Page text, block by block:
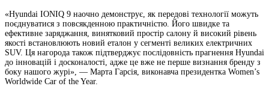
«Hyundai IONIQ 9 наочно демонструє, як передові технології можуть
поєднуватися з повсякденною практичністю. Його швидке та
ефективне заряджання, винятковий простір салону й високий рівень
якості встановлюють новий еталон у сегменті великих електричних
SUV. Ця нагорода також підтверджує послідовність прагнення Hyundai
до інновацій і досконалості, адже це вже не перше визнання бренду з
боку нашого журі», — Марта Гарсія, виконавча президентка Women’s
Worldwide Car of the Year.